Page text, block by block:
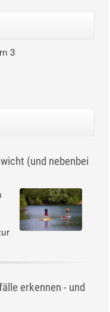
3
(und nebenbei
erkennen - und